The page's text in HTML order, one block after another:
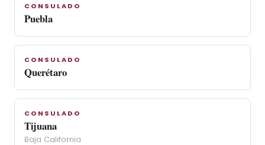
CONSULADO
Puebla
CONSULADO
Querétaro
CONSULADO
Tijuana
Baja California